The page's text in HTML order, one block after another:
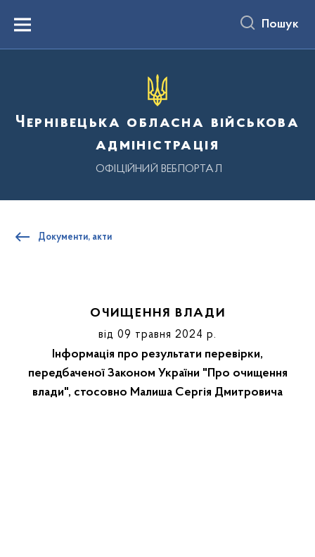
вмістуMenu Пошук
Чернівецька обласна військова
адміністрація
ОФІЦІЙНИЙ ВЕБПОРТАЛ
Документи, акти
ОЧИЩЕННЯ ВЛАДИ
від 09 травня 2024 р.
Інформація про результати перевірки,
передбаченої Законом України "Про очищення
влади", стосовно Малиша Сергія Дмитровича